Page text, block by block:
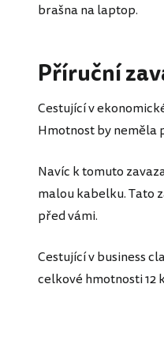
brašna na laptop.
Příruční
Cestující v
Hmotnost by neměla
Navíc k tomuto
malou kabelku. Tato
před vámi.
Cestující v business
celkové hmotnosti 12